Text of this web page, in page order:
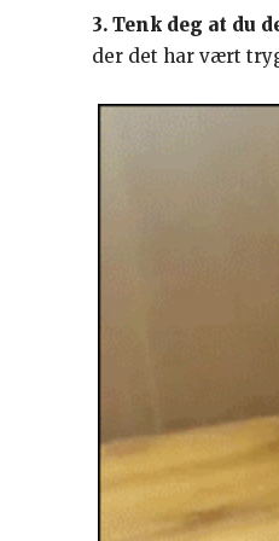
3. Tenk deg at du
der det har vært